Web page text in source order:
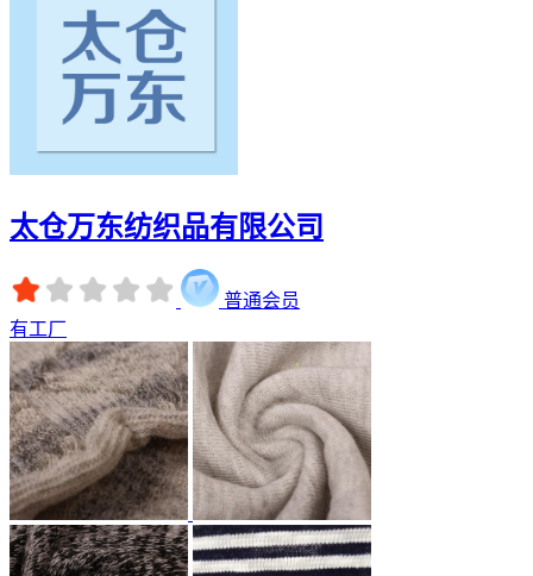
太仓万东纺织品有限公司
普通会员
有工厂